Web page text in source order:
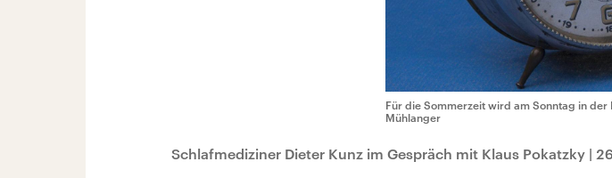
Für die Sommerzeit wird am Sonntag in
Mühlanger
Schlafmediziner Dieter Kunz im Gespräch mit Klaus Pokatzky |